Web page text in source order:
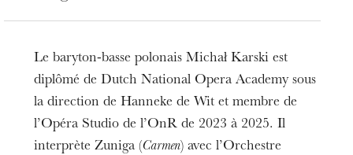
Le baryton-basse polonais Michał Karski est
diplômé de Dutch National Opera Academy sous
la direction de Hanneke de Wit et membre de
l’Opéra Studio de l’OnR de 2023 à 2025. Il
interprète Zuniga (Carmen) avec l’Orchestre